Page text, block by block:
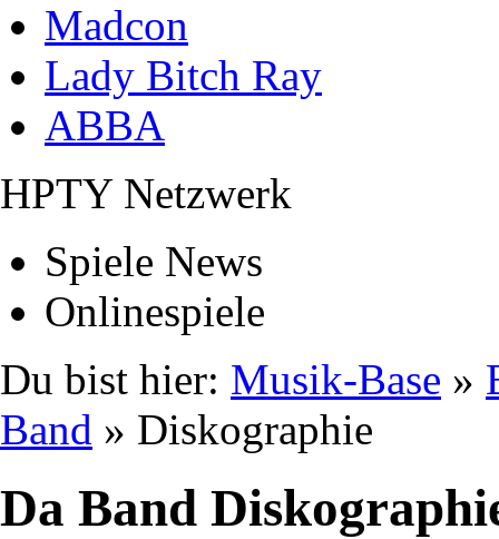
Madcon
Lady Bitch Ray
ABBA
HPTY Netzwerk
Spiele News
Onlinespiele
Du bist hier: Musik-Base »
Band » Diskographie
Da Band